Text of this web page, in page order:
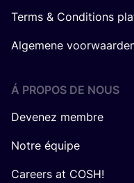
Terms & Conditions
Algemene
Á PROPOS DE NOUS
Devenez membre
Notre équipe
Careers at COSH!